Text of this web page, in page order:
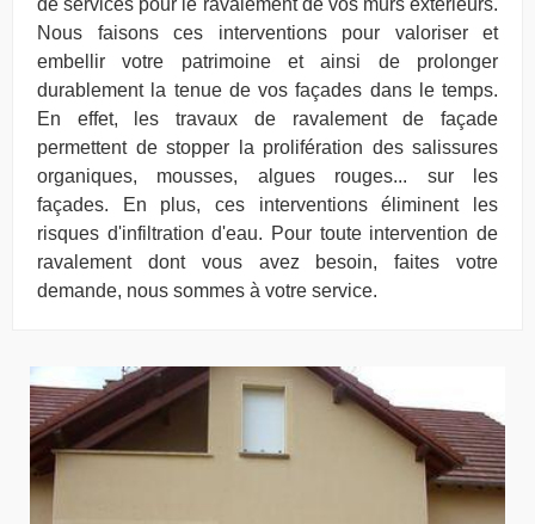
Nous faisons ces interventions pour valoriser et
embellir votre patrimoine et ainsi de prolonger
durablement la tenue de vos façades dans le temps.
En effet, les travaux de ravalement de façade
permettent de stopper la prolifération des salissures
organiques, mousses, algues rouges... sur les
façades. En plus, ces interventions éliminent les
risques d'infiltration d'eau. Pour toute intervention de
ravalement dont vous avez besoin, faites votre
demande, nous sommes à votre service.